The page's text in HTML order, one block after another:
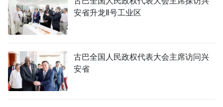
社会
文化
安省升龙Ⅱ号工业区
古巴全国人民政权代表大会主席访问兴
安省